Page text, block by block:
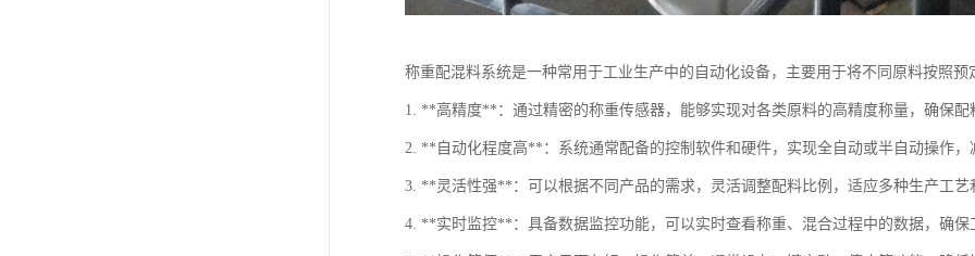
称重配混料系统是一种常用于工业生产中的自动化设备，主要用于将不同原料按照
1. **高精度**：通过精密的称重传感器，能够实现对各类原料的高精度称量，确保配
2. **自动化程度高**：系统通常配备的控制软件和硬件，实现全自动或半自动操作
3. **灵活性强**：可以根据不同产品的需求，灵活调整配料比例，适应多种生产工艺
4. **实时监控**：具备数据监控功能，可以实时查看称重、混合过程中的数据，确保